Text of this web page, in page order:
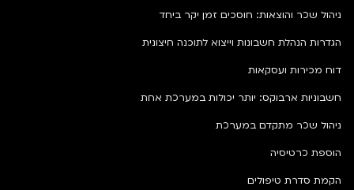
ניהול שכר והוצאות: חוסכים זמן יקר ביחד
הגדרות הנהלת חשבונות וייצוא לתוכנה חיצונית
דוח מכירות ועסקאות
חשבוניות ארבוקס: יותר יכולות במערכת אחת
ניהול שכר מתקדם במערכת
הוספת כרטיסיה
הקמת סדרת טיפולים